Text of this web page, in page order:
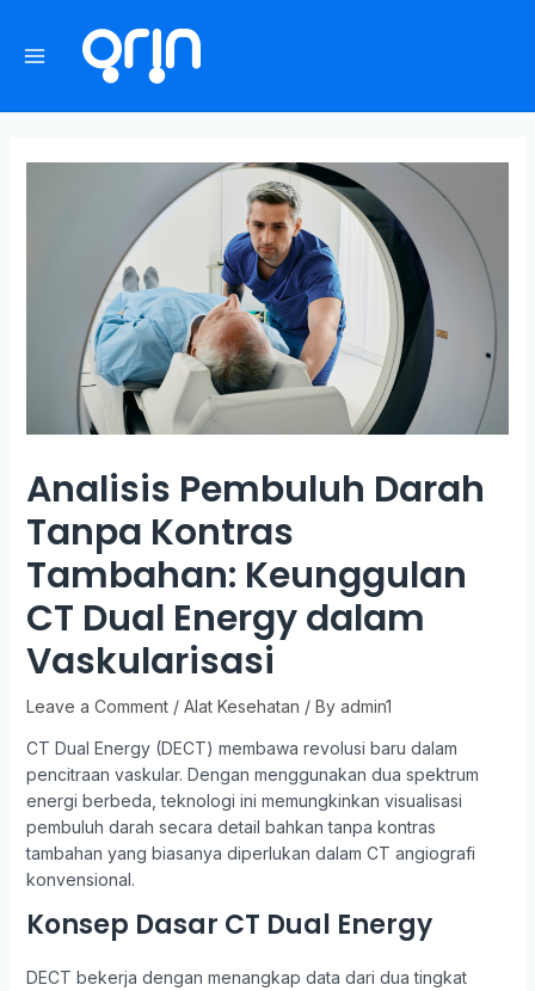
Analisis Pembuluh Darah
Tanpa Kontras
Tambahan: Keunggulan
CT Dual Energy dalam
Vaskularisasi
Leave a Comment / Alat Kesehatan / By admin1
CT Dual Energy (DECT) membawa revolusi baru dalam
pencitraan vaskular. Dengan menggunakan dua spektrum
energi berbeda, teknologi ini memungkinkan visualisasi
pembuluh darah secara detail bahkan tanpa kontras
tambahan yang biasanya diperlukan dalam CT angiografi
konvensional.
Konsep Dasar CT Dual Energy
DECT bekerja dengan menangkap data dari dua tingkat